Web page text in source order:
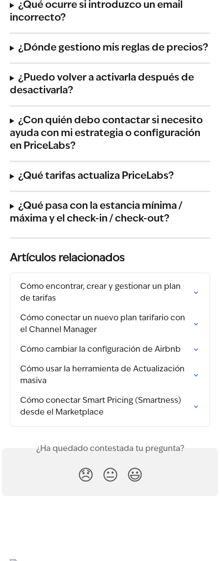
¿Qué ocurre si introduzco un email
incorrecto?
¿Dónde gestiono mis reglas de precios?
¿Puedo volver a activarla después de
desactivarla?
¿Con quién debo contactar si necesito
ayuda con mi estrategia o configuración
en PriceLabs?
¿Qué tarifas actualiza PriceLabs?
¿Qué pasa con la estancia mínima /
máxima y el check-in / check-out?
Artículos relacionados
Cómo encontrar, crear y gestionar un plan
de tarifas
Cómo conectar un nuevo plan tarifario con
el Channel Manager
Cómo cambiar la configuración de Airbnb
Cómo usar la herramienta de Actualización
masiva
Cómo conectar Smart Pricing (Smartness)
desde el Marketplace
¿Ha quedado contestada tu pregunta?
😞 😐 😃